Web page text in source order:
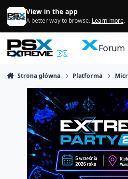
Skocz do zawartości
View in the app
A better way to browse. Learn more.
Forum
Strona główna Platforma